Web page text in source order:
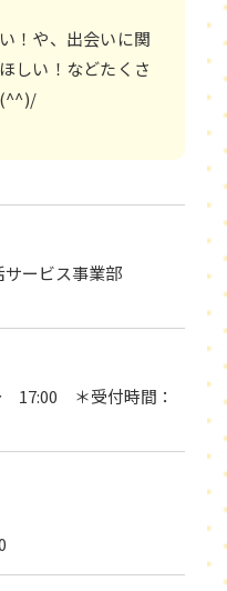
！や、出会いに関
しい！などたくさ
ービス事業部
＊受付時間：